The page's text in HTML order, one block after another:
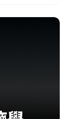
益來源。